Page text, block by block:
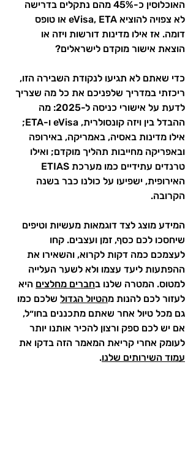
האוכלוסין כ-45% מהם נתקלים בדרישה
לא צפויה להוציא eVisa, ETA או טופס
דומה. אז אילו מדינות דורשות ויזה או
הוצאת אישור מוקדם לישראלים?
כדי שאתם לא תגיעו לנקודת השבירה הזו,
ריכזתי במדריך שלפניכם את כל מה שצריך
לדעת על אישורי כניסה ל-2025: מה
ההבדל בין ויזה קונסולרית, eVisa ו-ETA;
אילו מדינות באסיה, באמריקה, באירופה
ובאפריקה מחייבות תהליך מוקדם; ואילו
האירופית, ישפיעו על כולנו כבר בשנה
הקרובה.
המידע מוצג לצד דוגמאות מעשיות וטיפים
שיחסכו לכם כסף, זמן ועצבים. קחו
לעצמכם כמה דקות לקרוא, והשאירו את
ההפתעות ליעד עצמו ולא לשער העלייה
למטוס. המטרה שלנו בחברים מחלצים היא
לעזור לכם להנות מהטיול הגדול שלכם כמו
גם מכל טיול אחר שאתם מתכננים בחו״ל,
אם יש לכם ספק ורצון להכיר אותנו יותר
לעומק אחרי קריאת המאמר הזה בדקו את
עמוד השירותים שלנו.